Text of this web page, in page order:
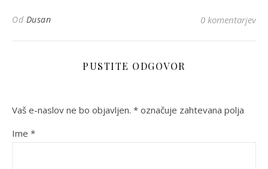
Od Dusan 0 komentarjev
PUSTITE ODGOVOR
Vaš e-naslov ne bo objavljen. * označuje zahtevana polja
Ime *